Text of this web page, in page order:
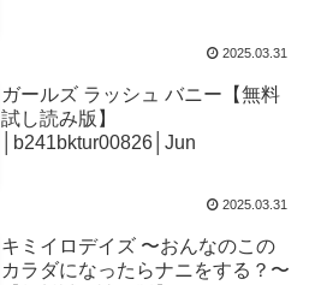
2025.03.31
ガールズ ラッシュ バニー【無料
試し読み版】
│b241bktur00826│Jun
2025.03.31
キミイロデイズ 〜おんなのこの
カラダになったらナニをする？〜